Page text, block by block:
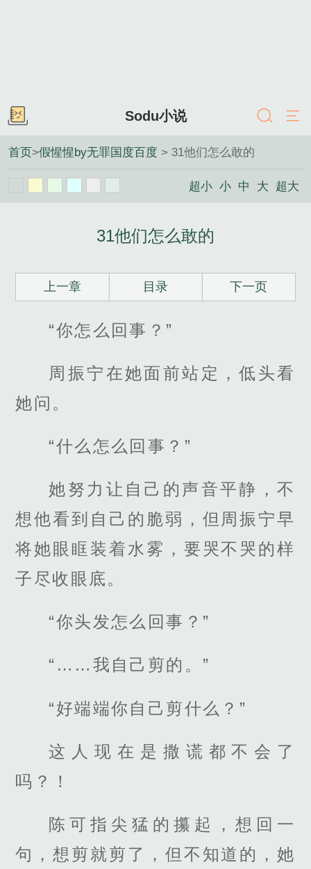
Sodu小说
首页>假惺惺by无罪国度百度 > 31他们怎么敢的
超小 小 中 大 超大
31他们怎么敢的
上一章 目录 下一页
“你怎么回事？”
周振宁在她面前站定，低头看
她问。
“什么怎么回事？”
她努力让自己的声音平静，不
想他看到自己的脆弱，但周振宁早
将她眼眶装着水雾，要哭不哭的样
子尽收眼底。
“你头发怎么回事？”
“……我自己剪的。”
“好端端你自己剪什么？”
这人现在是撒谎都不会了
吗？！
陈可指尖猛的攥起，想回一
句，想剪就剪了，但不知道的，她